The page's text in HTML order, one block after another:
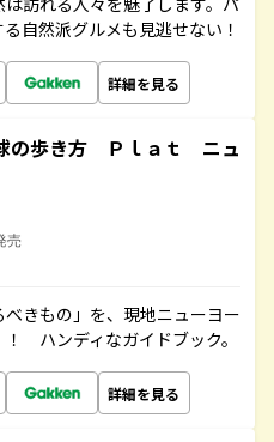
自然派グルメも見逃せない！
詳細を見る
の歩き方 Ｐｌａｔ ニュ
売
べきもの」を、現地ニューヨー
ハンディなガイドブック。
詳細を見る